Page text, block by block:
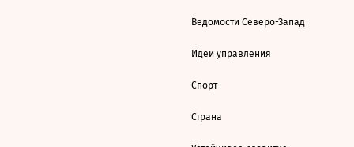
Ведомости Северо-Запад
Идеи управления
Спорт
Страна